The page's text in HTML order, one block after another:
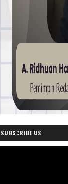
SUBSCRIBE US